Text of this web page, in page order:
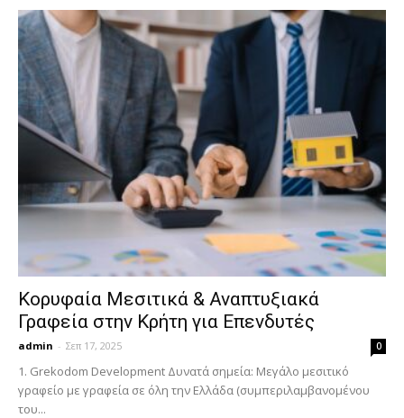
Κορυφαία Μεσιτικά & Αναπτυξιακά
Γραφεία στην Κρήτη για Επενδυτές
admin - Σεπ 17, 2025 0
1. Grekodom Development Δυνατά σημεία: Μεγάλο μεσιτικό
γραφείο με γραφεία σε όλη την Ελλάδα (συμπεριλαμβανομένου
του...